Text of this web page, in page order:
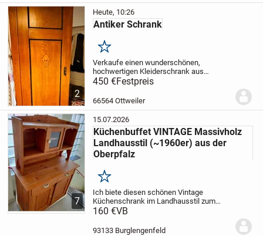
2
Heute, 10:26
Antiker Schrank
Merken
Verkaufe einen wunderschönen,
hochwertigen Kleiderschrank aus
Massivholz im klassischen
Landhaus-/Jugendstil. Der Schrank
überzeugt durch seine warme Holzfarbe,
450 €Festpreis
66564 Ottweiler
7
15.07.2026
Küchenbuffet VINTAGE Massivholz
Landhausstil (~1960er) aus der
Oberpfalz
Merken
Ich biete diesen schönen Vintage
Küchenschrank im Landhausstil zum
Verkauf an!
und in gutem Zustand.
160 €VB
93133 Burglengenfeld